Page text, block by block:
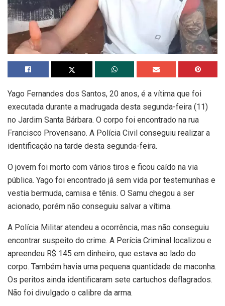
Yago Fernandes dos Santos, 20 anos, é a vítima que foi
executada durante a madrugada desta segunda-feira (11)
no Jardim Santa Bárbara. O corpo foi encontrado na rua
Francisco Provensano. A Polícia Civil conseguiu realizar a
identificação na tarde desta segunda-feira.
O jovem foi morto com vários tiros e ficou caído na via
pública. Yago foi encontrado já sem vida por testemunhas e
vestia bermuda, camisa e tênis. O Samu chegou a ser
acionado, porém não conseguiu salvar a vítima.
A Polícia Militar atendeu a ocorrência, mas não conseguiu
encontrar suspeito do crime. A Perícia Criminal localizou e
apreendeu R$ 145 em dinheiro, que estava ao lado do
corpo. Também havia uma pequena quantidade de maconha.
Os peritos ainda identificaram sete cartuchos deflagrados.
Não foi divulgado o calibre da arma.